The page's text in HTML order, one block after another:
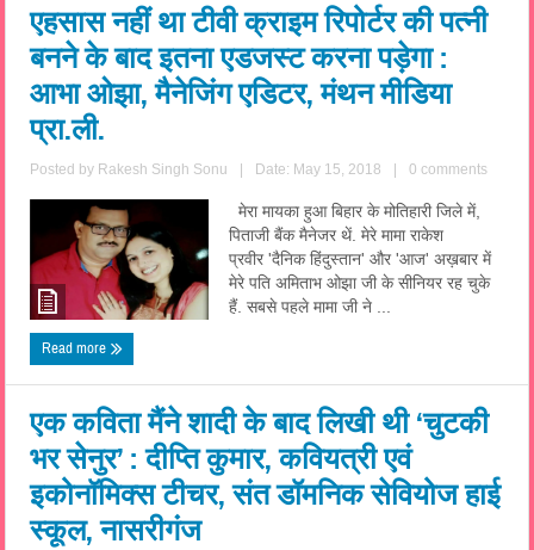
एहसास नहीं था टीवी क्राइम रिपोर्टर की पत्नी
बनने के बाद इतना एडजस्ट करना पड़ेगा :
आभा ओझा, मैनेजिंग एडिटर, मंथन मीडिया
प्रा.ली.
Posted by Rakesh Singh Sonu Date: May 15, 2018 0 comments
मेरा मायका हुआ बिहार के मोतिहारी जिले में,
पिताजी बैंक मैनेजर थें. मेरे मामा राकेश
प्रवीर 'दैनिक हिंदुस्तान' और 'आज' अख़बार में
मेरे पति अमिताभ ओझा जी के सीनियर रह चुके
हैं. सबसे पहले मामा जी ने ...
Read more
एक कविता मैंने शादी के बाद लिखी थी ‘चुटकी
भर सेनुर’ : दीप्ति कुमार, कवियत्री एवं
इकोनॉमिक्स टीचर, संत डॉमनिक सेवियोज हाई
स्कूल, नासरीगंज